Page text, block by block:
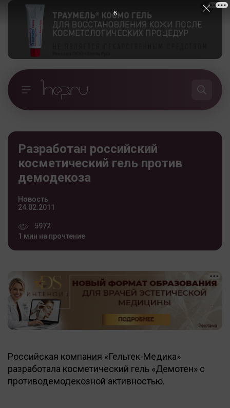
Разработан российский
косметический гель против
демодекоза
Новость
24.02.2011
5972
1 мин на прочтение
Российская компания «Гельтек-Медика»
разработала косметический гель «Демотен» с
противодемодекозной активностью.
5